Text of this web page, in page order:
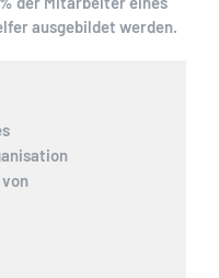
ausgebildet werden.